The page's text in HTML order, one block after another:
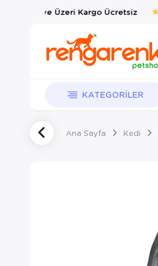
TL ve Üzeri Kargo Ücretsiz
KATEGORILER
Ana Sayfa Kedi